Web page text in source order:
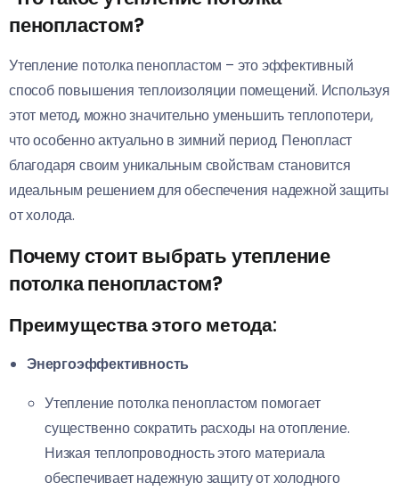
пенопластом?
Утепление потолка пенопластом – это эффективный
способ повышения теплоизоляции помещений. Используя
этот метод, можно значительно уменьшить теплопотери,
что особенно актуально в зимний период. Пенопласт
благодаря своим уникальным свойствам становится
идеальным решением для обеспечения надежной защиты
от холода.
Почему стоит выбрать утепление
потолка пенопластом?
Преимущества этого метода:
Энергоэффективность
Утепление потолка пенопластом помогает
существенно сократить расходы на отопление.
Низкая теплопроводность этого материала
обеспечивает надежную защиту от холодного